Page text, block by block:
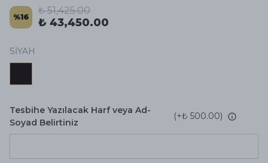
%16
₺ 51,425.00
₺ 43,450.00
SİYAH
Tesbihe Yazılacak Harf veya Ad-
Soyad Belirtiniz
(+₺ 500.00)